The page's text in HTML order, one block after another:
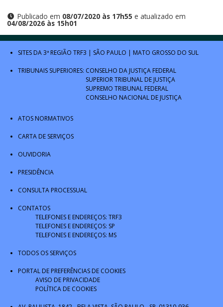
Publicado em 08/07/2020 às 17h55 e atualizado em
04/08/2026 às 15h01
SITES DA 3ª REGIÃO TRF3 | SÃO PAULO | MATO GROSSO DO SUL
TRIBUNAIS SUPERIORES: CONSELHO DA JUSTIÇA FEDERAL
SUPERIOR TRIBUNAL DE JUSTIÇA
SUPREMO TRIBUNAL FEDERAL
CONSELHO NACIONAL DE JUSTIÇA
ATOS NORMATIVOS
CARTA DE SERVIÇOS
OUVIDORIA
PRESIDÊNCIA
CONSULTA PROCESSUAL
CONTATOS
TELEFONES E ENDEREÇOS: TRF3
TELEFONES E ENDEREÇOS: SP
TELEFONES E ENDEREÇOS: MS
TODOS OS SERVIÇOS
PORTAL DE PREFERÊNCIAS DE COOKIES
AVISO DE PRIVACIDADE
POLÍTICA DE COOKIES